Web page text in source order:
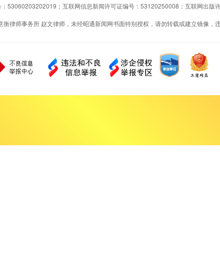
：53060203202019；互联网信息新闻许可证编号：53120250008；互联网出版
律师事务所 赵文律师，未经昭通新闻网书面特别授权，请勿转载或建立镜像，违